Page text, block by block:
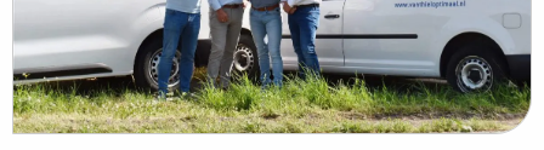
Thiel
Optimaal